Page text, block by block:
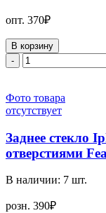
опт. 370₽
В корзину
-
Фото товара
отсутствует
Заднее стекло
отверстиями
В наличии: 7 шт.
розн. 390₽